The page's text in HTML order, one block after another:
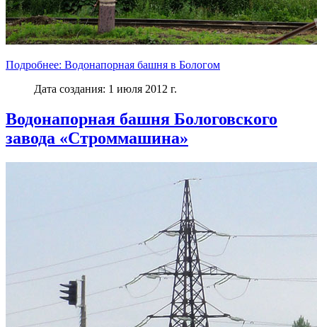
Подробнее: Водонапорная башня в Бологом
Дата создания: 1 июля 2012 г.
Водонапорная башня Бологовского
завода «Строммашина»